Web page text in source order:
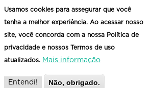
@ Copyright Belotur 2026. All
Usamos cookies para assegurar que você
tenha a melhor experiência. Ao acessar nosso
site, você concorda com a nossa Política de
privacidade e nossos Termos de uso
atualizados. Mais informação
Entendi! Não, obrigado.